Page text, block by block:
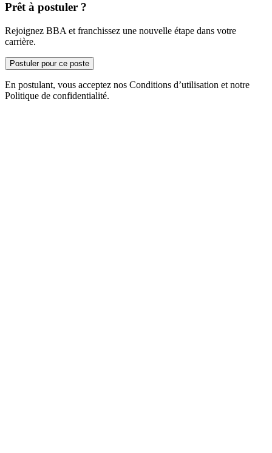
Prêt à postuler ?
Rejoignez BBA et franchissez une nouvelle étape dans votre
carrière.
Postuler pour ce poste
En postulant, vous acceptez nos Conditions d’utilisation et notre
Politique de confidentialité.